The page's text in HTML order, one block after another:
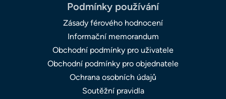
Podmínky používání
Zásady férového hodnocení
Informační memorandum
Obchodní podmínky pro uživatele
Obchodní podmínky pro objednatele
Ochrana osobních údajů
Soutěžní pravidla